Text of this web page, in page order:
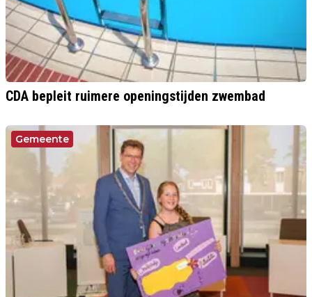
CDA bepleit ruimere openingstijden zwembad
Gemeente